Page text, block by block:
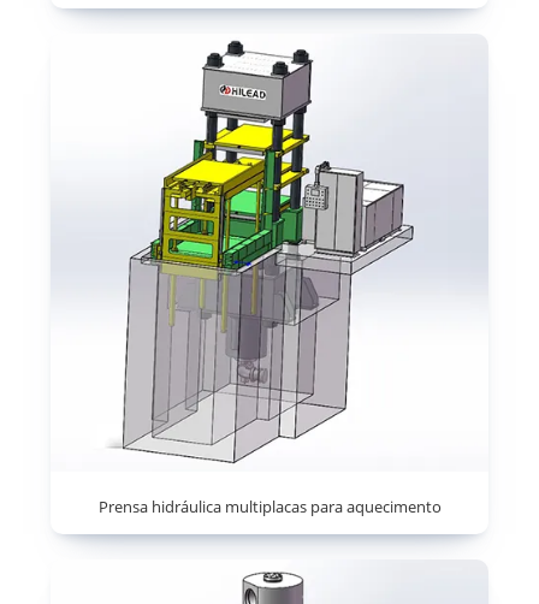
Prensa hidráulica multiplacas para aquecimento